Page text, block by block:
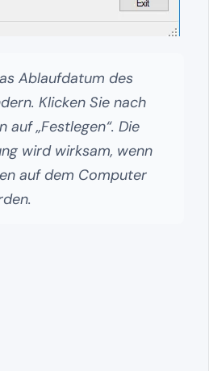
Ablaufdatum des
Klicken Sie nach
auf „Festlegen“. Die
wird wirksam, wenn
auf dem Computer